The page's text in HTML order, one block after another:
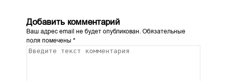
Добавить комментарий
Ваш адрес email не будет опубликован.Обязательные
поля помечены *